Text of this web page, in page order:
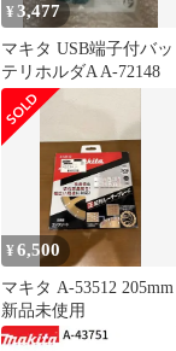
¥3,477
マキタ USB端子付バッ
テリホルダA A-72148
¥6,500
マキタ A-53512 205mm
新品未使用